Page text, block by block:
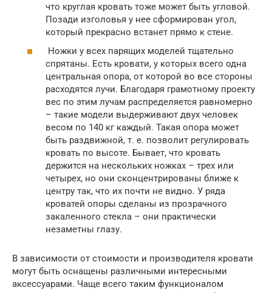
что круглая кровать тоже может быть угловой.
Позади изголовья у нее сформирован угол,
который прекрасно встанет прямо к стене.
Ножки у всех парящих моделей тщательно
спрятаны. Есть кровати, у которых всего одна
центральная опора, от которой во все стороны
расходятся лучи. Благодаря грамотному проекту
вес по этим лучам распределяется равномерно
– такие модели выдерживают двух человек
весом по 140 кг каждый. Такая опора может
быть раздвижной, т. е. позволит регулировать
кровать по высоте. Бывает, что кровать
держится на нескольких ножках – трех или
четырех, но они сконцентрированы ближе к
центру так, что их почти не видно. У ряда
кроватей опоры сделаны из прозрачного
закаленного стекла – они практически
незаметны глазу.
В зависимости от стоимости и производителя кровати
могут быть оснащены различными интересными
аксессуарами. Чаще всего таким функционалом